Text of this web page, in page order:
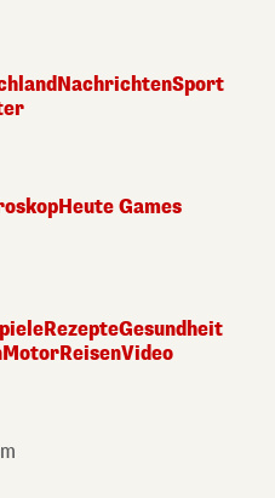
NachrichtenSport
Heute Games
RezepteGesundheit
MotorReisenVideo